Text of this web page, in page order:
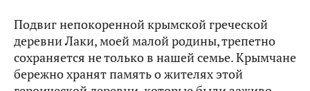
Подвиг непокоренной крымской греческой
деревни Лаки, моей малой родины, трепетно
сохраняется не только в нашей семье. Крымчане
бережно хранят память о жителях этой